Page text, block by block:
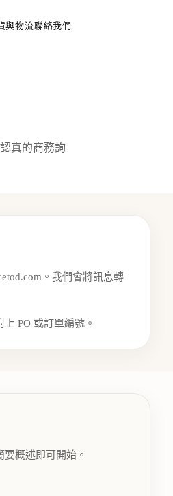
與物流聯絡我們
真的商務詢
。我們會將訊息轉
PO 或訂單編號。
概述即可開始。